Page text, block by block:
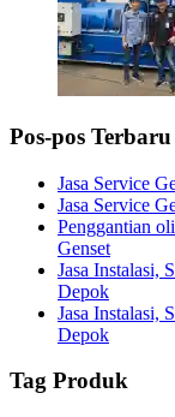
Pos-pos Terbaru
Jasa Service
Jasa Service
Penggantian
Genset
Jasa Instalasi,
Depok
Jasa Instalasi,
Depok
Tag Produk